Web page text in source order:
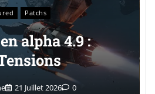
Patchs
alpha 4.9 :
21 Juillet 2026 0